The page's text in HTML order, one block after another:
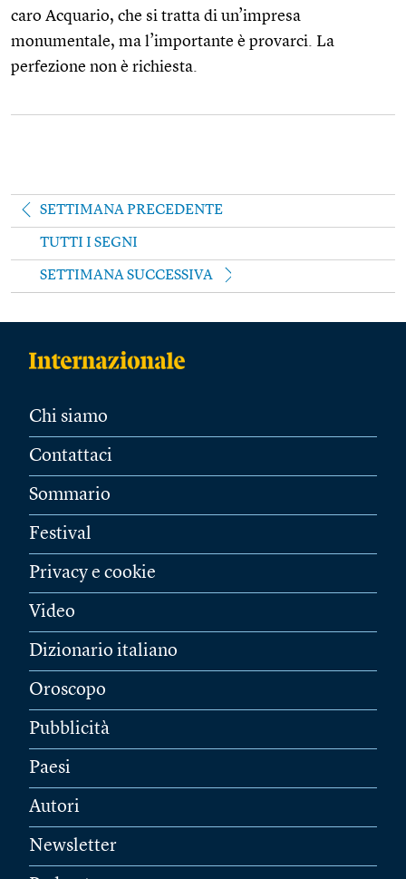
caro Acquario, che si tratta di un’impresa
monumentale, ma l’importante è provarci. La
perfezione non è richiesta.
SETTIMANA PRECEDENTE
TUTTI I SEGNI
SETTIMANA SUCCESSIVA
Chi siamo
Contattaci
Sommario
Festival
Privacy e cookie
Video
Dizionario italiano
Oroscopo
Pubblicità
Paesi
Autori
Newsletter